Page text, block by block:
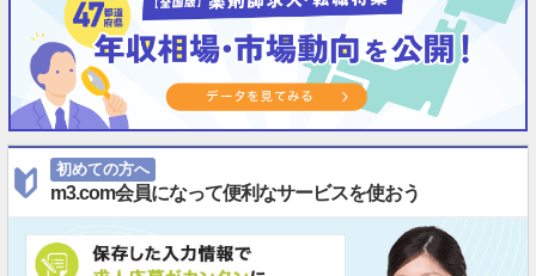
初めての方へ
m3.com会員になって便利なサービスを使おう